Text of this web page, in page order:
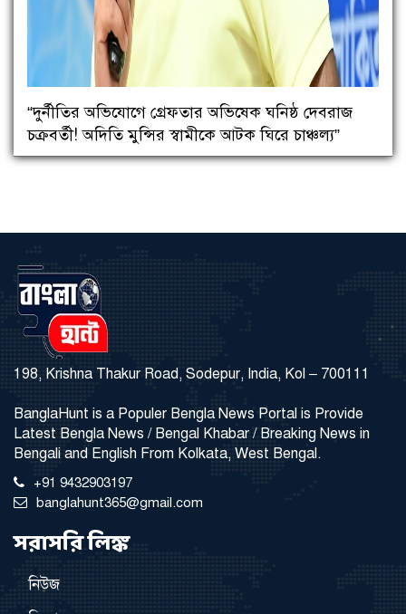
“দুর্নীতির অভিযোগে গ্রেফতার অভিষেক ঘনিষ্ঠ দেবরাজ
চক্রবর্তী! অদিতি মুন্সির স্বামীকে আটক ঘিরে চাঞ্চল্য”
198, Krishna Thakur Road, Sodepur, India, Kol – 700111
BanglaHunt is a Populer Bengla News Portal is Provide
Latest Bengla News / Bengal Khabar / Breaking News in
Bengali and English From Kolkata, West Bengal.
+91 9432903197
banglahunt365@gmail.com
সরাসরি লিঙ্ক
নিউজ